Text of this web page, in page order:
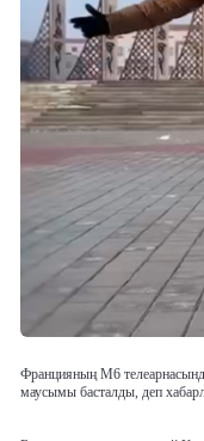
Францияның M6
маусымы басталды, деп